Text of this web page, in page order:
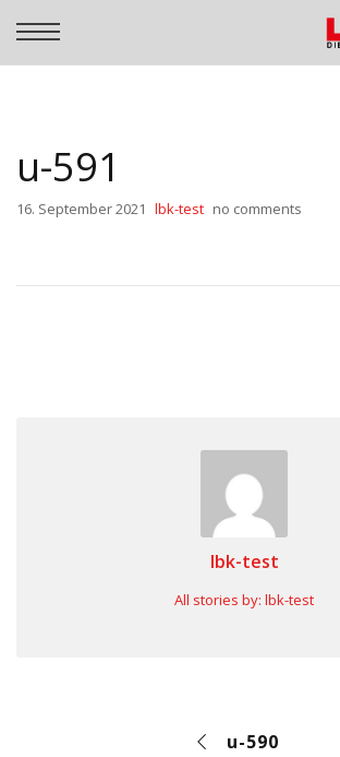
u-591
16. September 2021 lbk-test no comments
lbk-test
All stories by: lbk-test
u-590